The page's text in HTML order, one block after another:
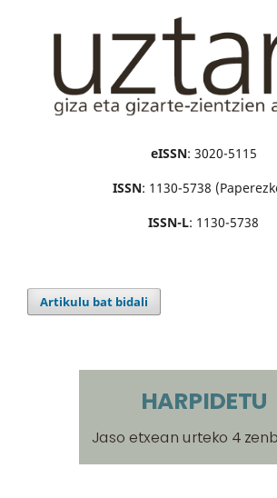
eISSN: 3020-5115
ISSN: 1130-5738
ISSN-L: 1130-5738
Artikulu bat bidali